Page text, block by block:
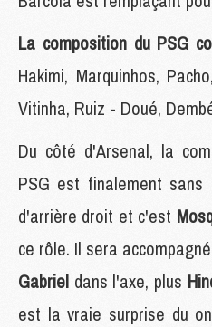
La composition du PSG
Hakimi, Marquinhos,
Vitinha, Ruiz - Doué,
Du côté d'Arsenal, la
PSG est finalement sans
d'arrière droit et c'est
ce rôle. Il sera
Gabriel dans l'axe, plus
est la vraie surprise du